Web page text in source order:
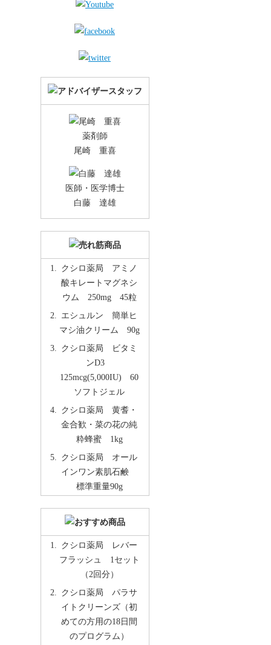
薬剤師
尾崎 重喜
医師・医学博士
白藤 達雄
クシロ薬局 アミノ
酸キレートマグネシ
ウム 250mg 45粒
エシュルン 簡単ヒ
マシ油クリーム 90g
クシロ薬局 ビタミ
ンD3
125mcg(5,000IU) 60
ソフトジェル
クシロ薬局 黄耆・
金合歓・菜の花の純
粋蜂蜜 1kg
クシロ薬局 オール
インワン素肌石鹸
標準重量90g
クシロ薬局 レバー
フラッシュ 1セット
（2回分）
クシロ薬局 パラサ
イトクリーンズ（初
めての方用の18日間
のプログラム）